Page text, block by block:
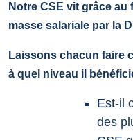
Notre CSE vit grâce au
masse salariale par la
Laissons chacun faire
à quel niveau il
Est-il
des